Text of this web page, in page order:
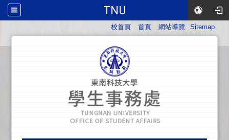
TNU
校首頁 首頁 網站導覽 Sitemap